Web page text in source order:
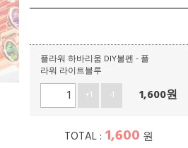
플라워 하바리움 DIY볼펜 - 플
라워 라이트블루
+1
-1 1,600원
TOTAL : 1,600 원